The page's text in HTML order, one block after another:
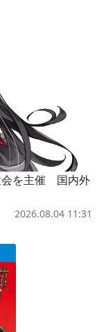
会を主催 国内外
2026.08.04 11:31